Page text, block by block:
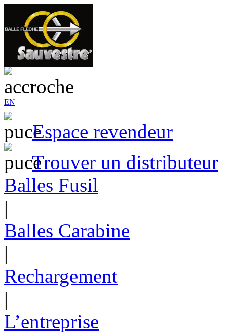
EN
Espace revendeur
Trouver un distributeur
Balles Fusil
|
Balles Carabine
|
Rechargement
|
L’entreprise